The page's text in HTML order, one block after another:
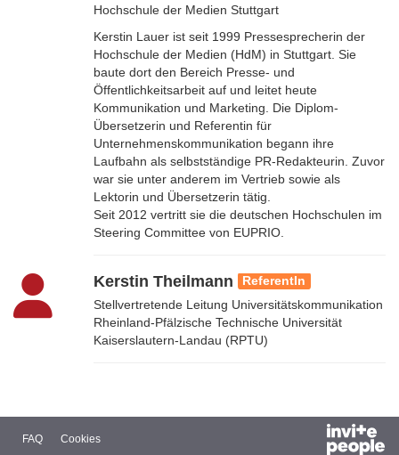
Hochschule der Medien Stuttgart
Kerstin Lauer ist seit 1999 Pressesprecherin der
Hochschule der Medien (HdM) in Stuttgart. Sie
baute dort den Bereich Presse- und
Öffentlichkeitsarbeit auf und leitet heute
Kommunikation und Marketing. Die Diplom-
Übersetzerin und Referentin für
Unternehmenskommunikation begann ihre
Laufbahn als selbstständige PR-Redakteurin. Zuvor
war sie unter anderem im Vertrieb sowie als
Lektorin und Übersetzerin tätig.
Seit 2012 vertritt sie die deutschen Hochschulen im
Steering Committee von EUPRIO.
Kerstin Theilmann ReferentIn
Stellvertretende Leitung Universitätskommunikation
Rheinland-Pfälzische Technische Universität
Kaiserslautern-Landau (RPTU)
FAQ Cookies